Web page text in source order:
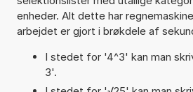
enheder. Alt dette har
arbejdet er gjort i brøkdele af
I stedet for '4^3' kan man
3'.